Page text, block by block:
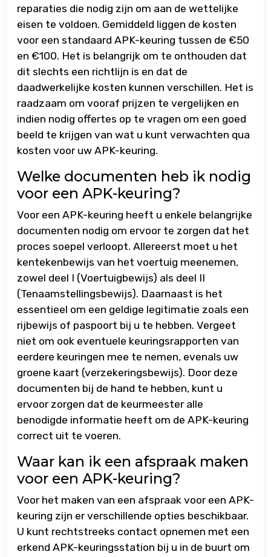
reparaties die nodig zijn om aan de wettelijke
eisen te voldoen. Gemiddeld liggen de kosten
voor een standaard APK-keuring tussen de €50
en €100. Het is belangrijk om te onthouden dat
dit slechts een richtlijn is en dat de
daadwerkelijke kosten kunnen verschillen. Het is
raadzaam om vooraf prijzen te vergelijken en
indien nodig offertes op te vragen om een goed
beeld te krijgen van wat u kunt verwachten qua
kosten voor uw APK-keuring.
Welke documenten heb ik nodig
voor een APK-keuring?
Voor een APK-keuring heeft u enkele belangrijke
documenten nodig om ervoor te zorgen dat het
proces soepel verloopt. Allereerst moet u het
kentekenbewijs van het voertuig meenemen,
zowel deel I (Voertuigbewijs) als deel II
(Tenaamstellingsbewijs). Daarnaast is het
essentieel om een geldige legitimatie zoals een
rijbewijs of paspoort bij u te hebben. Vergeet
niet om ook eventuele keuringsrapporten van
eerdere keuringen mee te nemen, evenals uw
groene kaart (verzekeringsbewijs). Door deze
documenten bij de hand te hebben, kunt u
ervoor zorgen dat de keurmeester alle
benodigde informatie heeft om de APK-keuring
correct uit te voeren.
Waar kan ik een afspraak maken
voor een APK-keuring?
Voor het maken van een afspraak voor een APK-
keuring zijn er verschillende opties beschikbaar.
U kunt rechtstreeks contact opnemen met een
erkend APK-keuringsstation bij u in de buurt om